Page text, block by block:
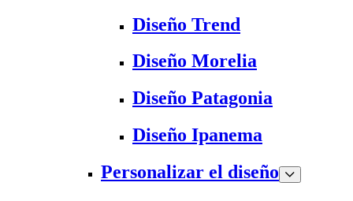
Diseño Trend
Diseño Morelia
Diseño Patagonia
Diseño Ipanema
Personalizar el diseño